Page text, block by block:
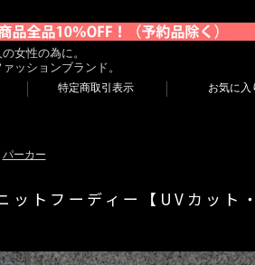
女性の為に。
ッションブランド。
特定商取引表示 お気に入
パーカー
ットフーディー【UVカット